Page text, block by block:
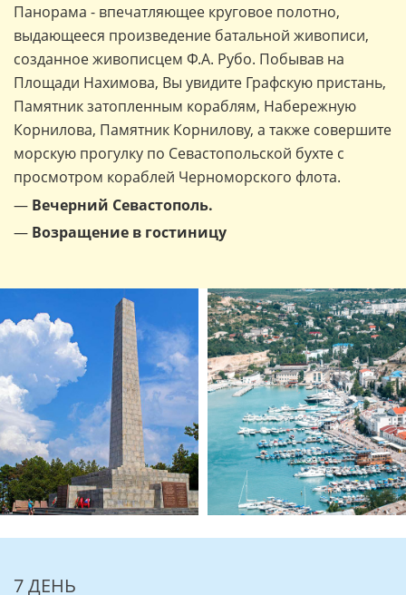
Панорама - впечатляющее круговое полотно,
выдающееся произведение батальной живописи,
созданное живописцем Ф.А. Рубо. Побывав на
Площади Нахимова, Вы увидите Графскую пристань,
Памятник затопленным кораблям, Набережную
Корнилова, Памятник Корнилову, а также совершите
морскую прогулку по Севастопольской бухте с
просмотром кораблей Черноморского флота.
— Вечерний Севастополь.
— Возращение в гостиницу
7 ДЕНЬ